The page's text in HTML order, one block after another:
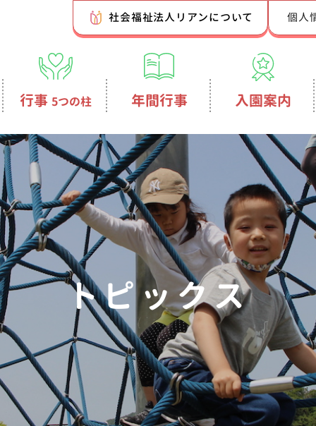
社会福祉法人リアンについて 個人
行事 5つの柱 年間行事 入園案内
トピックス